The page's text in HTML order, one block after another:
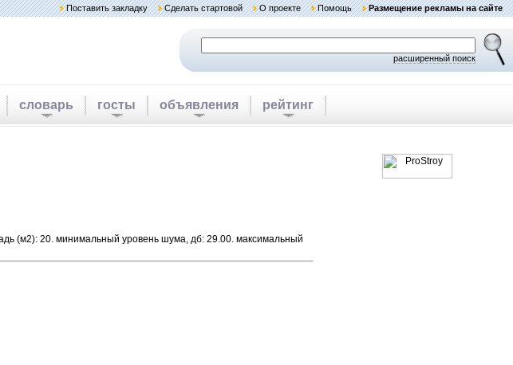
Поставить закладку Сделать стартовой О проекте Помощь Размещение рекламы на сайте
расширенный поиск
словарь госты объявления рейтинг
(м2): 20. минимальный уровень шума, дб: 29.00. максимальный